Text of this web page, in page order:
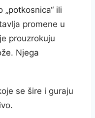
ili
promene u
prouzrokuju
Njega
se šire i guraju